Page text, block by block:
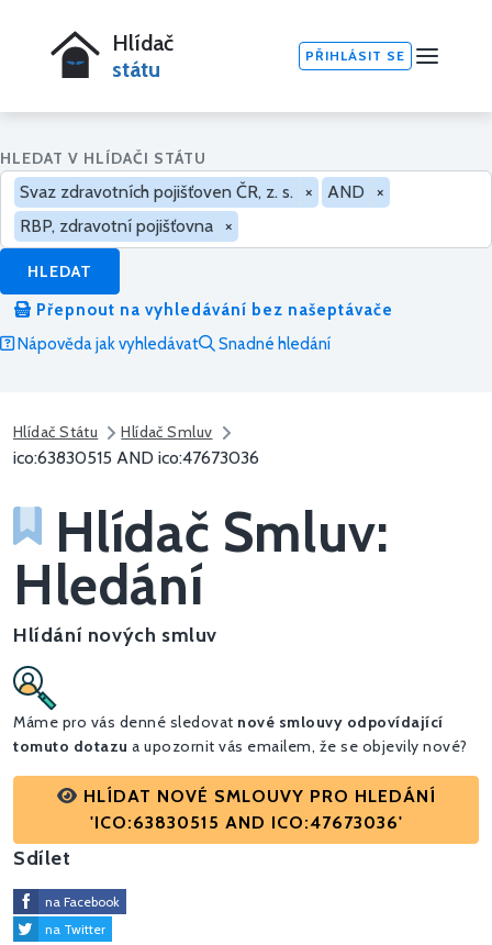
Hlídač
státu
PŘIHLÁSIT SE
HLEDAT V HLÍDAČI STÁTU
Svaz zdravotních pojišťoven ČR, z. s. × AND
×
RBP, zdravotní pojišťovna ×
HLEDAT
Přepnout na vyhledávání bez našeptávače
Nápověda jak vyhledávat
Snadné hledání
Hlídač Státu Hlídač Smluv
ico:63830515 AND ico:47673036
Hlídač Smluv:
Hledání
Hlídání nových smluv
Máme pro vás denné sledovat nové smlouvy odpovídající
tomuto dotazu a upozornit vás emailem, že se objevily nové?
HLÍDAT NOVÉ SMLOUVY PRO HLEDÁNÍ
'ICO:63830515 AND ICO:47673036'
Sdílet
na Facebook
na Twitter